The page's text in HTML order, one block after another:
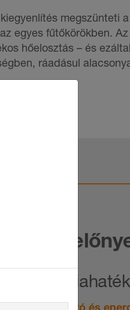
megszünteti
egyes fűtőkörökben.
hőelosztás – és
ráadásul
fenntartható és